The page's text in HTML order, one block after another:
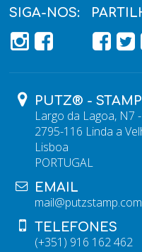
SIGA-NOS:
PÁGINA
PUTZ® -
Largo da Lagoa, N7
2795-116 Linda a
Lisboa
PORTUGAL
EMAIL
mail@putzstamp.com
TELEFONES
(+351) 916 162 462